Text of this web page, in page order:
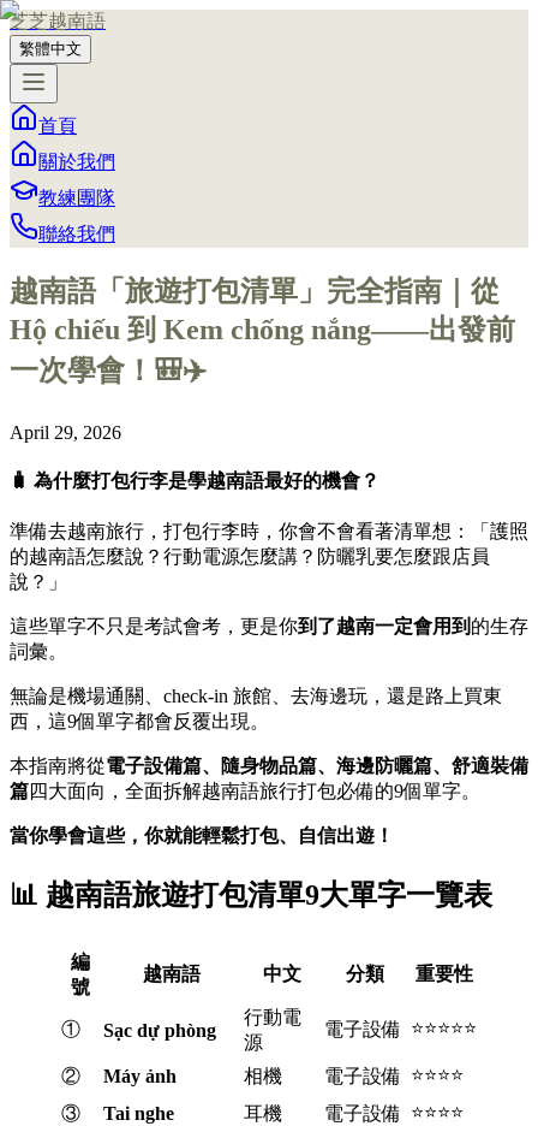
芝芝越南語
繁體中文
首頁
關於我們
教練團隊
聯絡我們
越南語「旅遊打包清單」完全指南｜從
Hộ chiếu 到 Kem chống nắng——出發前
一次學會！🎒✈️
April 29, 2026
🧳 為什麼打包行李是學越南語最好的機會？
準備去越南旅行，打包行李時，你會不會看著清單想：「護照
的越南語怎麼說？行動電源怎麼講？防曬乳要怎麼跟店員
說？」
這些單字不只是考試會考，更是你到了越南一定會用到 的生存
詞彙。
無論是機場通關、check-in 旅館、去海邊玩，還是路上買東
西，這9個單字都會反覆出現。
本指南將從電子設備篇、隨身物品篇、海邊防曬篇、舒適裝備
篇四大面向，全面拆解越南語旅行打包必備的9個單字。
當你學會這些，你就能輕鬆打包、自信出遊！
📊 越南語旅遊打包清單9大單字一覽表
編
號
越南語 中文 分類 重要性
① Sạc dự phòng
行動電
源
電子設備 ⭐⭐⭐⭐⭐
② Máy ảnh 相機 電子設備 ⭐⭐⭐⭐
③
Tai nghe 耳機 電子設備 ⭐⭐⭐⭐